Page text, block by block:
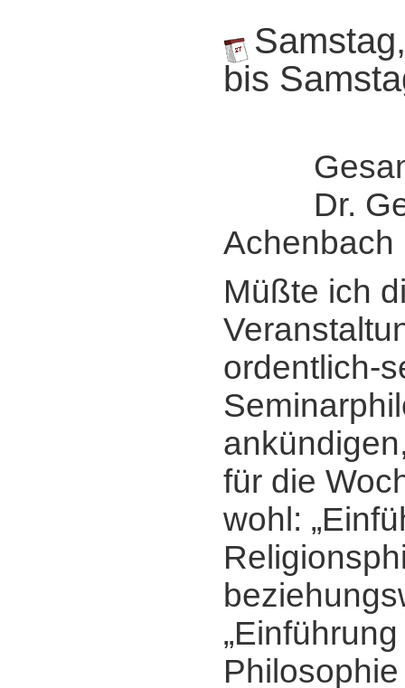
bis
Dr.
Achenbach
Müßte ich
ordentlich-
für die
wohl: